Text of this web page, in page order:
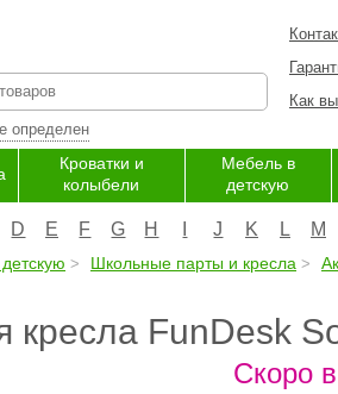
определен
Как
Кроватки и
колыбели
Мебель в
детскую
D E F G H J K L M
Школьные парты и кресла
кресла FunDesk
Скоро